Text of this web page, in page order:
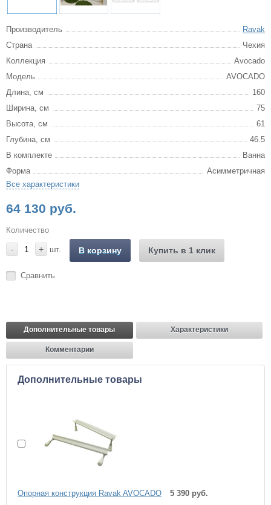
Производитель
Ravak
Страна
Чехия
Коллекция
Avocado
Модель
AVOCADO
Длина, см
160
Ширина, см
75
Высота, см
61
Глубина, см
46.5
В комплекте
Ванна
Форма
Асимметричная
Все характеристики
64 130 руб.
Количество
- + шт. В корзину Купить в 1 клик
Сравнить
Дополнительные товары Характеристики
Комментарии
Дополнительные товары
Опоpная констpукция Ravak AVOCADO 5 390 руб.